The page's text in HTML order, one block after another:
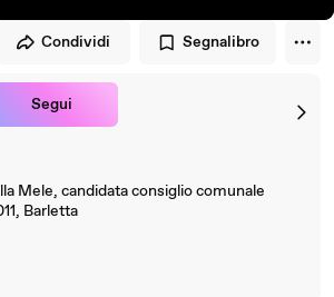
Condividi Segnalibro
Segui
Mele, candidata consiglio comunale
Barletta